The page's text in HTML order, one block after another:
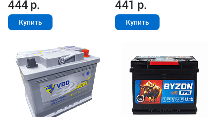
444р.
Купить
441 р.
Купить